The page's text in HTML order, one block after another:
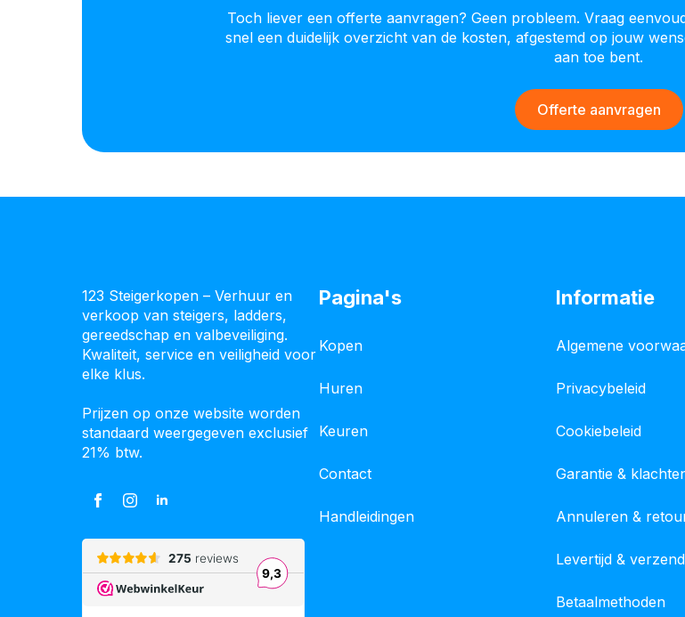
Toch liever een offerte aanvragen? Geen probleem. Vraag
snel een duidelijk overzicht van de kosten, afgestemd op jouw
aan toe bent.
Offerte aanvragen
123 Steigerkopen – Verhuur en
verkoop van steigers, ladders,
gereedschap en valbeveiliging.
Kwaliteit, service en veiligheid voor
elke klus.
Prijzen op onze website worden
standaard weergegeven exclusief
21% btw.
Pagina's
Kopen
Huren
Keuren
Contact
Handleidingen
Informatie
Algemene
Privacybeleid
Cookiebeleid
Garantie &
Annuleren &
Levertijd &
Betaalmethoden